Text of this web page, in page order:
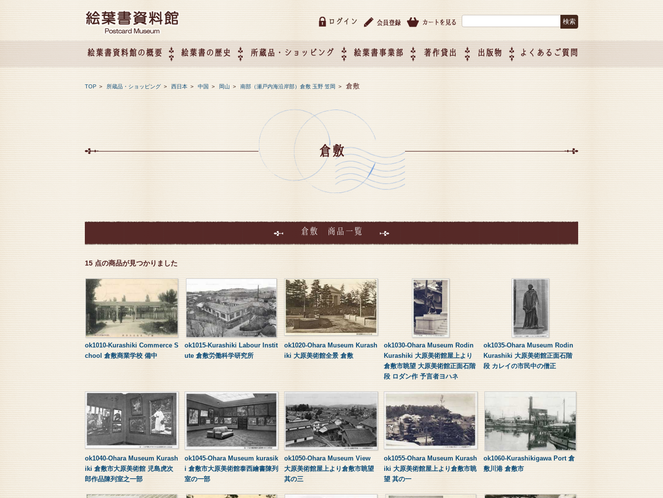
ログイン
絵葉書資料館の概要 絵葉書の歴史 所蔵品・ショッピング 絵葉書事業部
て
作）について
著作貸出 出版物 よくあるご質問
TOP > 所蔵品・ショッピング > 西日本 > 中国 > 岡山 > 南部（瀬戸内海沿岸部）倉敷 玉野 笠岡 > 倉敷
倉敷
倉敷 商品一覧
15 点の商品が見つかりました
ok1010-Kurashiki Commerce S
chool 倉敷商業学校 備中
ok1015-Kurashiki Labour Instit
ute 倉敷労働科学研究所
ok1020-Ohara Museum Kurash
iki 大原美術館全景 倉敷
ok1030-Ohara Museum Rodin
Kurashiki 大原美術館屋上より
倉敷市眺望 大原美術館正面石階
段 ロダン作 予言者ヨハネ
ok1035-Ohara Museum Rodin
Kurashiki 大原美術館正面石階
段 カレイの市民中の僧正
ok1040-Ohara Museum Kurash
iki 倉敷市大原美術館 児島虎次
郎作品陳列室之一部
ok1045-Ohara Museum kurasik
i 倉敷市大原美術館泰西繪書陳列
室の一部
ok1050-Ohara Museum View
大原美術館屋上より倉敷市眺望
其の三
ok1055-Ohara Museum Kurash
iki 大原美術館屋上より倉敷市眺
望 其の一
ok1060-Kurashikigawa Port 倉
敷川港 倉敷市